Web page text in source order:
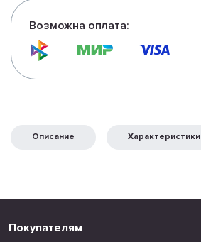
Возможна оплата:
Описание Характеристики
Покупателям